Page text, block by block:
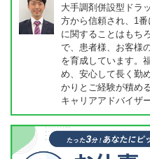
大手調剤併設型ドラ
方から信頼され、1
に関することはもち
で、患者様、お客様
を育成しています。
め、安心して長く勤
かりとご経験が積め
キャリアアドバイザ